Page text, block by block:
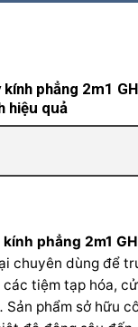
phẳng 2m1
hiệu quả
phẳng 2m1
chuyên dùng để
tiệm tạp hóa,
phẩm sở hữu